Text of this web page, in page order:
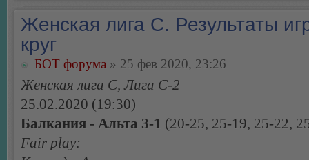
Женская лига С. Результаты
круг
БОТ форума » 25 фев 2020, 23:26
Женская лига С, Лига С-2
25.02.2020 (19:30)
Балкания - Альта 3-1 (20-25, 25-19, 25-22,
Fair play: